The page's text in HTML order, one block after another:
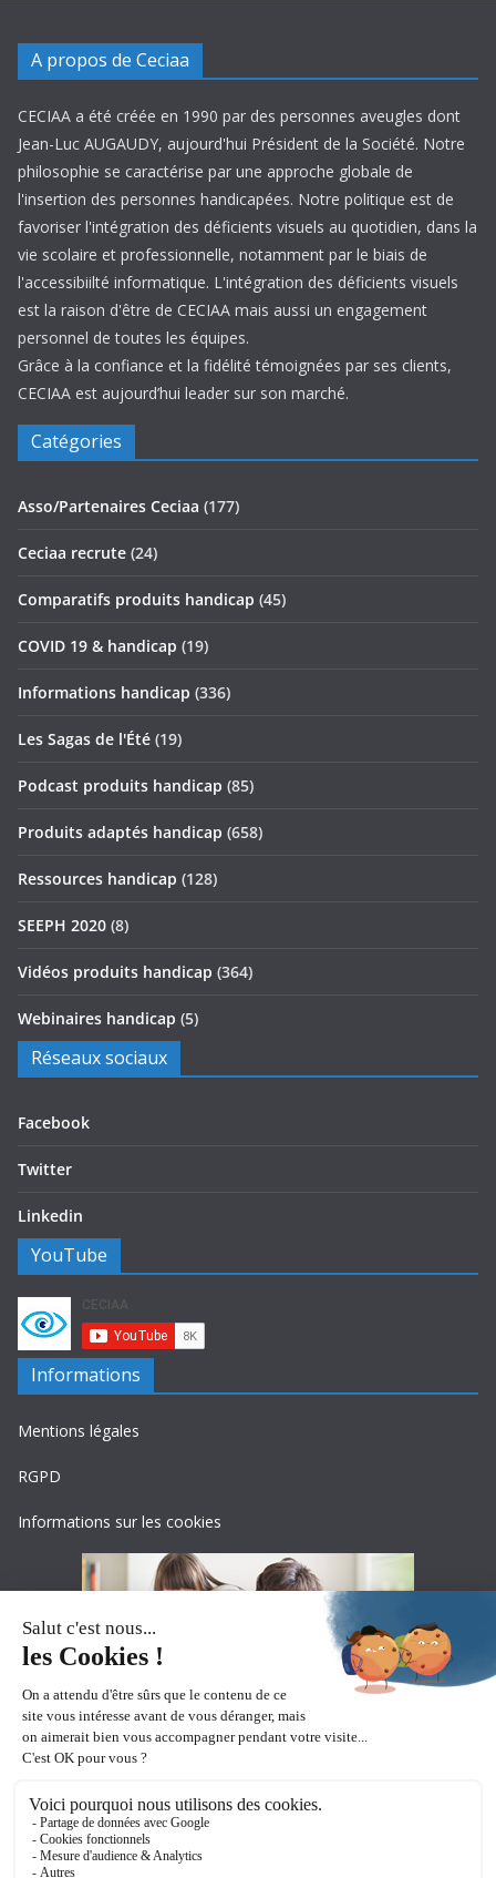
A propos de Ceciaa
CECIAA a été créée en 1990 par des personnes aveugles dont
Jean-Luc AUGAUDY, aujourd'hui Président de la Société. Notre
philosophie se caractérise par une approche globale de
l'insertion des personnes handicapées. Notre politique est de
favoriser l'intégration des déficients visuels au quotidien, dans la
vie scolaire et professionnelle, notamment par le biais de
l'accessibiilté informatique. L'intégration des déficients visuels
est la raison d'être de CECIAA mais aussi un engagement
personnel de toutes les équipes.
Grâce à la confiance et la fidélité témoignées par ses clients,
CECIAA est aujourd’hui leader sur son marché.
Catégories
Asso/Partenaires Ceciaa (177)
Ceciaa recrute (24)
Comparatifs produits handicap (45)
COVID 19 & handicap (19)
Informations handicap (336)
Les Sagas de l'Été (19)
Podcast produits handicap (85)
Produits adaptés handicap (658)
Ressources handicap (128)
SEEPH 2020 (8)
Vidéos produits handicap (364)
Webinaires handicap (5)
Réseaux sociaux
Facebook
Twitter
Linkedin
YouTube
Informations
Mentions légales
RGPD
Informations sur les cookies